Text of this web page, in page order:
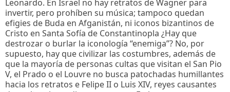
Leonardo. En Israel no hay retratos de Wagner para
invertir, pero prohíben su música; tampoco quedan
efigies de Buda en Afganistán, ni iconos bizantinos de
Cristo en Santa Sofía de Constantinopla ¿Hay que
destrozar o burlar la iconología “enemiga”? No, por
supuesto, hay que civilizar las costumbres, además de
que la mayoría de personas cultas que visitan el San Pio
V, el Prado o el Louvre no busca patochadas humillantes
hacia los retratos e Felipe II o Luis XIV, reyes causantes